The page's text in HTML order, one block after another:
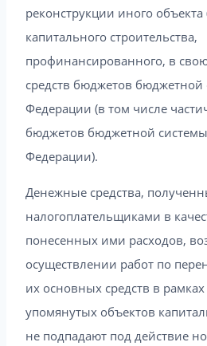
реконструкции иного объекта
капитального строительства,
профинансированного, в
средств бюджетов бюджетной
Федерации (в том числе
бюджетов бюджетной
Федерации).
Денежные средства,
налогоплательщиками в
понесенных ими расходов,
осуществлении работ по
их основных средств в
упомянутых объектов
не подпадают под действие